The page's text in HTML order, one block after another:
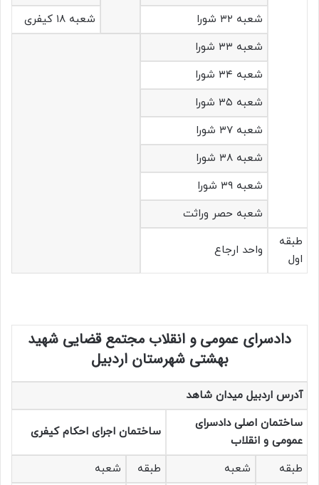
شعبه ۳۲ شورا
شعبه ۱۸ کیفری
شعبه ۳۳ شورا
شعبه ۳۴ شورا
شعبه ۳۵ شورا
شعبه ۳۷ شورا
شعبه ۳۸ شورا
شعبه ۳۹ شورا
شعبه حصر وراثت
طبقه
اول
واحد ارجاع
دادسرای عمومی و انقلاب مجتمع قضایی شهید
بهشتی شهرستان اردبیل
آدرس اردبیل میدان شاهد
ساختمان اصلی دادسرای
عمومی و انقلاب
ساختمان اجرای احکام کیفری
طبقه شعبه طبقه شعبه